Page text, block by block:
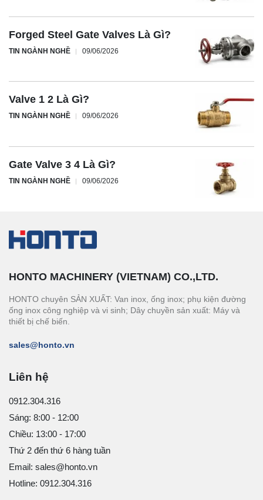
Forged Steel Gate Valves Là Gì?
TIN NGÀNH NGHỀ 09/06/2026
Valve 1 2 Là Gì?
TIN NGÀNH NGHỀ 09/06/2026
Gate Valve 3 4 Là Gì?
TIN NGÀNH NGHỀ 09/06/2026
HONTO MACHINERY (VIETNAM) CO.,LTD.
HONTO chuyên SẢN XUẤT: Van inox, ống inox; phụ kiện đường
ống inox công nghiệp và vi sinh; Dây chuyền sản xuất: Máy và
thiết bị chế biến.
sales@honto.vn
Liên hệ
0912.304.316
Sáng: 8:00 - 12:00
Chiều: 13:00 - 17:00
Thứ 2 đến thứ 6 hàng tuần
Email: sales@honto.vn
Hotline: 0912.304.316